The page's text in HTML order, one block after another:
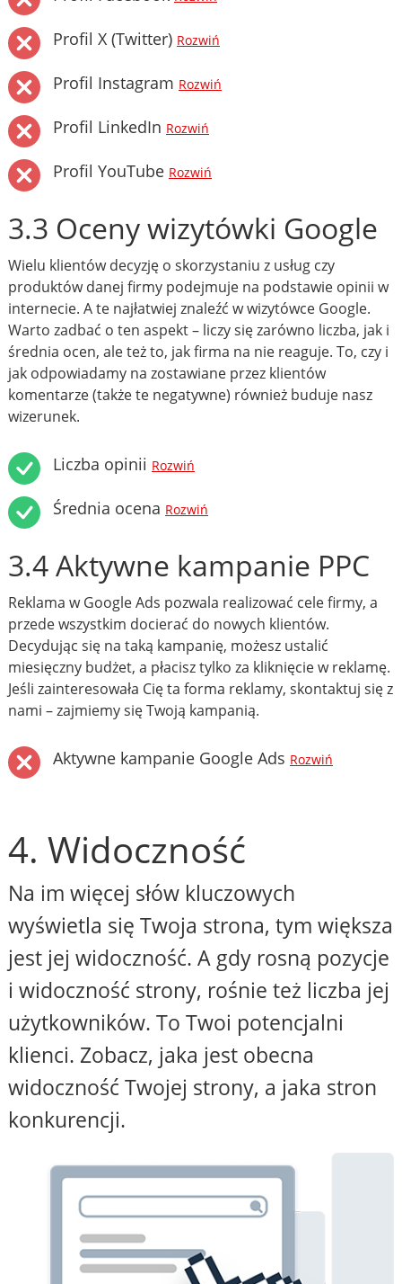
Profil X (Twitter) Rozwiń
Profil Instagram Rozwiń
Profil LinkedIn Rozwiń
Profil YouTube Rozwiń
3.3 Oceny wizytówki Google
Wielu klientów decyzję o skorzystaniu z usług czy
produktów danej firmy podejmuje na podstawie opinii w
internecie. A te najłatwiej znaleźć w wizytówce Google.
Warto zadbać o ten aspekt – liczy się zarówno liczba, jak i
średnia ocen, ale też to, jak firma na nie reaguje. To, czy i
jak odpowiadamy na zostawiane przez klientów
komentarze (także te negatywne) również buduje nasz
wizerunek.
Liczba opinii Rozwiń
Średnia ocena Rozwiń
3.4 Aktywne kampanie PPC
Reklama w Google Ads pozwala realizować cele firmy, a
przede wszystkim docierać do nowych klientów.
Decydując się na taką kampanię, możesz ustalić
miesięczny budżet, a płacisz tylko za kliknięcie w reklamę.
Jeśli zainteresowała Cię ta forma reklamy, skontaktuj się z
nami – zajmiemy się Twoją kampanią.
Aktywne kampanie Google Ads Rozwiń
4. Widoczność
Na im więcej słów kluczowych
wyświetla się Twoja strona, tym większa
jest jej widoczność. A gdy rosną pozycje
i widoczność strony, rośnie też liczba jej
użytkowników. To Twoi potencjalni
klienci. Zobacz, jaka jest obecna
widoczność Twojej strony, a jaka stron
konkurencji.